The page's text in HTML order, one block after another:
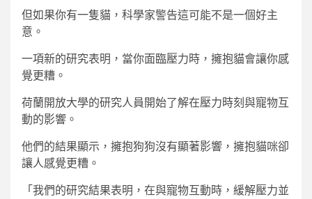
但如果你有一隻貓，科學家警告這可能不是一個好主
意。
一項新的研究表明，當你面臨壓力時，擁抱貓會讓你感
覺更糟。
荷蘭開放大學的研究人員開始了解在壓力時刻與寵物互
動的影響。
他們的結果顯示，擁抱狗狗沒有顯著影響，擁抱貓咪卻
讓人感覺更糟。
「我們的研究結果表明，在與寵物互動時，緩解壓力並